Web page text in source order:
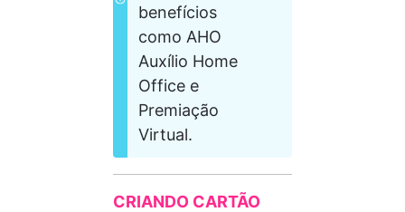
benefícios
como AHO
Auxílio Home
Office e
Premiação
Virtual.
CRIANDO CARTÃO